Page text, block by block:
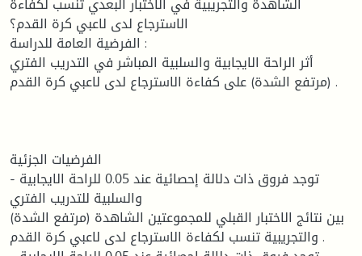
الاسترجاع لدى لاعبي كرة القدم؟
الفرضية العامة للدراسة :
أثر الراحة الايجابية والسلبية المباشر في التدريب الفتري
(مرتفع الشدة) على كفاءة الاسترجاع لدى لاعبي كرة القدم .
الفرضيات الجزئية
- توجد فروق ذات دلالة إحصائية عند 0.05 للراحة الايجابية
والسلبية للتدريب الفتري
(مرتفع الشدة) بين نتائج الاختبار القبلي للمجموعتين الشاهدة
والتجريبية تنسب لكفاءة الاسترجاع لدى لاعبي كرة القدم .